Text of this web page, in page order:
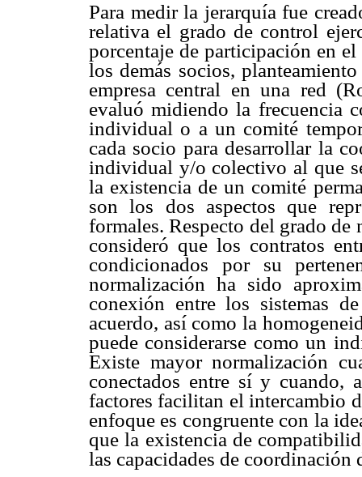
Para medir la jerarquía fue
relativa el grado de control
porcentaje de participación en
los demás socios,
empresa central en una red
evaluó midiendo la frecuencia
individual o a un comité
cada socio para desarrollar la
individual y/o colectivo al que
la existencia de un comité
son los dos aspectos que
formales. Respecto del grado de
consideró que los contratos
condicionados por su
normalización ha sido
conexión entre los sistemas
acuerdo, así como la
puede considerarse como un
Existe mayor normalización
conectados entre sí y cuando,
factores facilitan el intercambio
enfoque es congruente con la
que la existencia de
las capacidades de coordinación